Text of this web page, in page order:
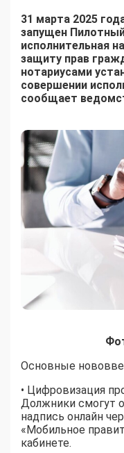
31 марта 2025
запущен
исполнительная
защиту прав
нотариусами
совершении
сообщает
Основные
• Цифровизация
Должники смогут
надпись онлайн
«Мобильное
кабинете.